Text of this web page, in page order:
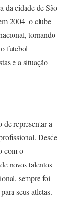
da cidade de São
2004, o clube
tornando-
futebol
e a situação
representar a
Desde
com o
novos talentos.
sempre foi
seus atletas.